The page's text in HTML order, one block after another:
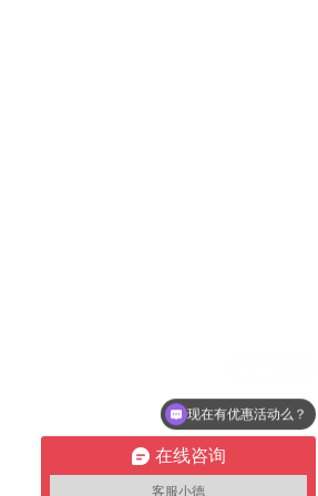
在线咨询
客服小德
现在有优惠活动么？